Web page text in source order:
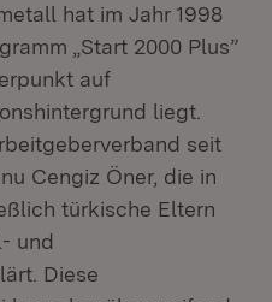
hat im Jahr 1998
„Start 2000 Plus”
auf
liegt.
seit
Cengiz Öner, die in
türkische Eltern
und
Diese